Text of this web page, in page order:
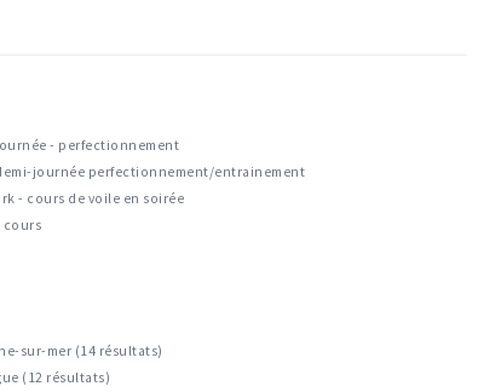
- perfectionnement
journée perfectionnement/entrainement
- cours de voile en soirée
cours
sur-mer (14 résultats)
(12 résultats)